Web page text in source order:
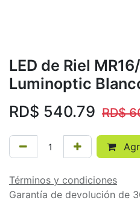
LED de Riel
Luminoptic
RD$ 540.79 RD$
Términos y condiciones
Garantía de devolución de